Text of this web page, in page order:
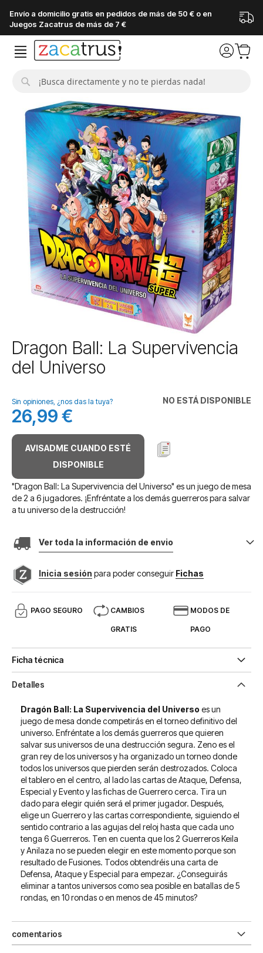
Envío a domicilio gratis en pedidos de más de 50 € o en
Juegos Zacatrus de más de 7 €
final
galería
imágenes
Saltar
al
comienzo
galería
de
imágenes
Dragon Ball: La Supervivencia
del Universo
NO ESTÁ DISPONIBLE
Sin opiniones, ¿nos das la tuya?
26,99 €
AVISADME CUANDO ESTÉ
DISPONIBLE
"Dragon Ball: La Supervivencia del Universo" es un juego de mesa
de 2 a 6 jugadores. ¡Enfréntate a los demás guerreros para salvar
a tu universo de la destrucción!
Ver toda la información de envio
Inicia sesión para poder conseguir Fichas
PAGO SEGURO CAMBIOS
GRATIS
MODOS DE
PAGO
Ficha técnica
Detalles
Dragón Ball: La Supervivencia del Universo es un
juego de mesa donde competirás en el torneo definitivo del
universo. Enfréntate a los demás guerreros que quieren
salvar sus universos de una destrucción segura. Zeno es el
gran rey de los universos y ha organizado un torneo donde
todos los universos que pierden serán destrozados. Coloca
el tablero en el centro, al lado las cartas de Ataque, Defensa,
Especial y Evento y las fichas de Guerrero cerca. Tira un
dado para elegir quién será el primer jugador. Después,
elige un Guerrero y las cartas correspondiente, siguiendo el
sentido contrario a las agujas del reloj hasta que cada uno
tenga 6 Guerreros. Ten en cuenta que los 2 Guerreros Keila
y Anilaza no se pueden elegir en este momento porque son
resultado de Fusiones. Todos obtendréis una carta de
Defensa, Ataque y Especial para empezar. ¿Conseguirás
eliminar a tantos universos como sea posible en batallas de 5
rondas, en 10 rondas o en menos de 45 minutos?
comentarios